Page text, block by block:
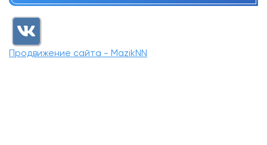
Продвижение сайта - MazikNN